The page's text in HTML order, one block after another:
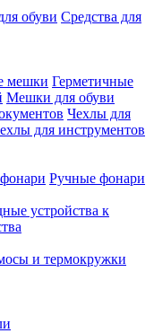
обуви Средства для
мешки Герметичные
Мешки для обуви
Чехлы для
для инструментов
Ручные фонари
устройства к
и термокружки